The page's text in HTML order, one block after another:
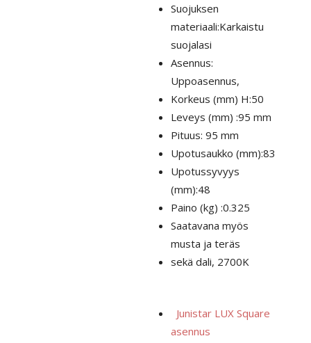
Suojuksen
materiaali:Karkaistu
suojalasi
Asennus:
Uppoasennus,
Korkeus (mm) H:50
Leveys (mm) :95 mm
Pituus: 95 mm
Upotusaukko (mm):83
Upotussyvyys
(mm):48
Paino (kg) :0.325
Saatavana myös
musta ja teräs
sekä dali, 2700K
Junistar LUX Square
asennus